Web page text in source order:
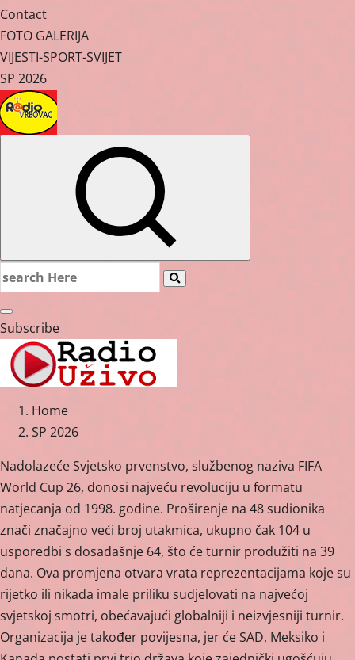
Contact
FOTO GALERIJA
VIJESTI-SPORT-SVIJET
SP 2026
Search
for:
Subscribe
Home
SP 2026
Nadolazeće Svjetsko prvenstvo, službenog naziva FIFA
World Cup 26, donosi najveću revoluciju u formatu
natjecanja od 1998. godine. Proširenje na 48 sudionika
znači značajno veći broj utakmica, ukupno čak 104 u
usporedbi s dosadašnje 64, što će turnir produžiti na 39
dana. Ova promjena otvara vrata reprezentacijama koje su
rijetko ili nikada imale priliku sudjelovati na najvećoj
svjetskoj smotri, obećavajući globalniji i neizvjesniji turnir.
Organizacija je također povijesna, jer će SAD, Meksiko i